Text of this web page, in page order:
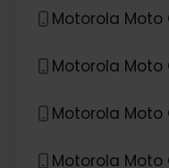
Motorola Moto
Motorola Moto
Motorola Moto
Motorola Moto